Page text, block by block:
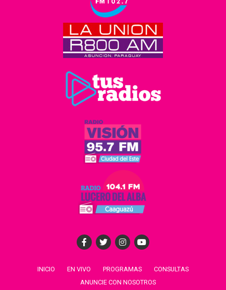
INICIO EN VIVO PROGRAMAS
CONSULTAS
ANUNCIE CON NOSOTROS